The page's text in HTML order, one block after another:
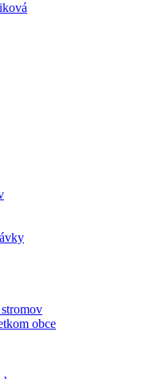
obce